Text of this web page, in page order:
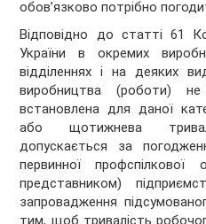
обов’язково потрібно
Відповідно до статті 61
України в окремих
відділеннях і на деяких
виробництва (роботи)
встановлена для даної
або щотижнева
допускається за
первинної профспілкової
представником)
запровадження
тим, щоб тривалість